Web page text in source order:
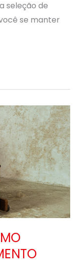
seleção de
se manter